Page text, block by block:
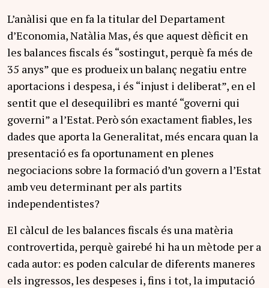
L’anàlisi que en fa la titular del Departament
d’Economia, Natàlia Mas, és que aquest dèficit en
les balances fiscals és “sostingut, perquè fa més de
35 anys” que es produeix un balanç negatiu entre
aportacions i despesa, i és “injust i deliberat”, en el
sentit que el desequilibri es manté “governi qui
governi” a l’Estat. Però són exactament fiables, les
dades que aporta la Generalitat, més encara quan la
presentació es fa oportunament en plenes
negociacions sobre la formació d’un govern a l’Estat
amb veu determinant per als partits
independentistes?
El càlcul de les balances fiscals és una matèria
controvertida, perquè gairebé hi ha un mètode per a
cada autor: es poden calcular de diferents maneres
els ingressos, les despeses i, fins i tot, la imputació